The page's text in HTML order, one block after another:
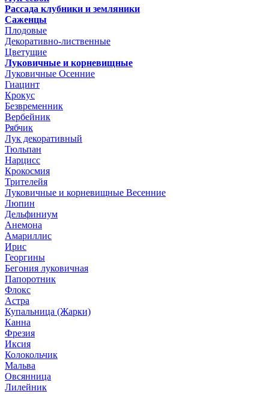
Рассада клубники и земляники
Саженцы
Плодовые
Декоративно-лиственные
Цветущие
Луковичные и корневищные
Луковичные Осенние
Гиацинт
Крокус
Безвременник
Вербейник
Рябчик
Лук декоративный
Тюльпан
Нарцисс
Крокосмия
Трителейя
Луковичные и корневищные Весенние
Люпин
Дельфиниум
Анемона
Амариллис
Ирис
Георгины
Бегония луковичная
Папоротник
Флокс
Астра
Купальница (Жарки)
Канна
Фрезия
Иксия
Колокольчик
Мальва
Овсянница
Лилейник